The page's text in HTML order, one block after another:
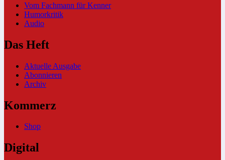
Vom Fachmann für Kenner
Humorkritik
Audio
Das Heft
Aktuelle Ausgabe
Abonnieren
Archiv
Kommerz
Shop
Digital